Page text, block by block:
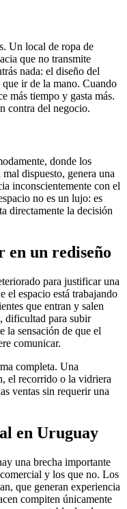
Un local de ropa de
que no transmite
nada: el diseño del
ir de la mano. Cuando
más tiempo y gasta más.
contra del negocio.
donde los
dispuesto, genera una
inconscientemente con el
no es un lujo: es
directamente la decisión
en un rediseño
para justificar una
el espacio está trabajando
que entran y salen
dificultad para subir
la sensación de que el
comunicar.
completa. Una
el recorrido o la vidriera
ventas sin requerir una
en Uruguay
una brecha importante
y los que no. Los
que generan experiencia
compiten únicamente